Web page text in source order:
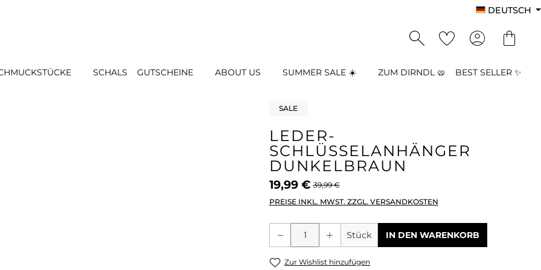
DEUTSCH
SCHALS GUTSCHEINE ABOUT US SUMMER SALE ☀️ ZUM DIRNDL 🥨 BEST SELLER ✨
SALE
LEDER-
SCHLÜSSELANHÄNGER
DUNKELBRAUN
19,99 € 39,99 €
PREISE INKL. MWST. ZZGL. VERSANDKOSTEN
Produkt Anzahl: Gib den
Stück IN DEN WARENKORB
Zur Wishlist hinzufügen